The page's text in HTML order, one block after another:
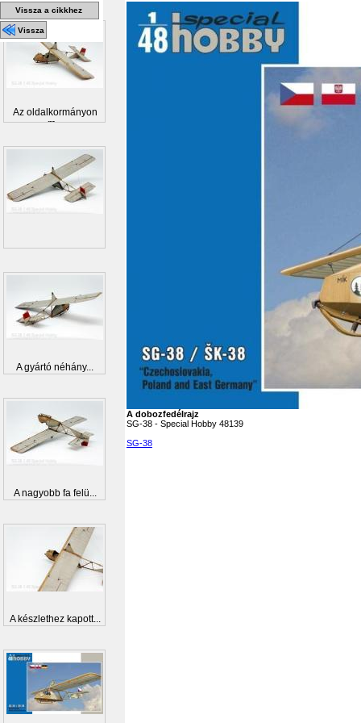
A dobozfedélrajz
SG-38 - Special Hobby 48139
SG-38
Vissza a cikkhez
Vissza
Az oldalkormányon
m...
A gyártó néhány...
A nagyobb fa felü...
A készlethez kapott...